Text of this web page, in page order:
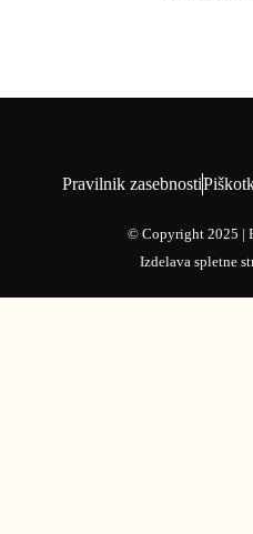
Pravilnik zasebnosti
© Copyright 2025 |
Izdelava spletne